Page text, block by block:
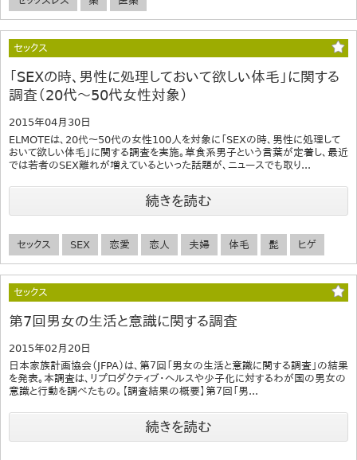
セックス
「SEXの時、男性に処理しておいて欲しい体毛」に関する
調査（20代～50代女性対象）
2015年04月30日
ELMOTEは、20代～50代の女性100人を対象に「SEXの時、男性に処理して
おいて欲しい体毛」に関する調査を実施。草食系男子という言葉が定着し、最近
では若者のSEX離れが増えているといった話題が、ニュースでも取り...
続きを読む
セックス SEX 恋愛 恋人 夫婦 体毛 髭 ヒゲ
セックス
第7回男女の生活と意識に関する調査
2015年02月20日
日本家族計画協会（JFPA）は、第７回「男女の生活と意識に関する調査」の結果
を発表。本調査は、リプロダクティブ・ヘルスや少子化に対するわが国の男女の
意識と行動を調べたもの。【調査結果の概要】第７回「男...
続きを読む